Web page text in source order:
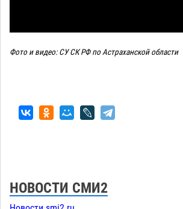
Фото и видео: СУ СК РФ по Астраханской области
НОВОСТИ СМИ2